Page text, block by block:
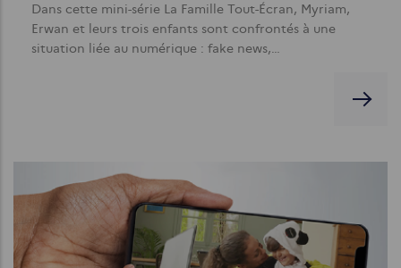
Dans cette mini-série La Famille Tout-Écran, Myriam,
Erwan et leurs trois enfants sont confrontés à une
situation liée au numérique : fake news,…